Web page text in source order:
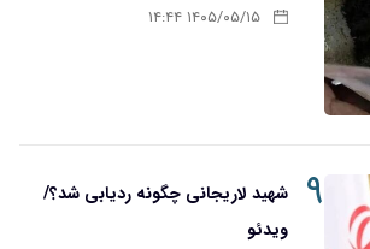
۱۴۰۵/۰۵/۱۵ ۱۴:۴۴
۹
شهید لاریجانی چگونه ردیابی شد؟/
ویدئو